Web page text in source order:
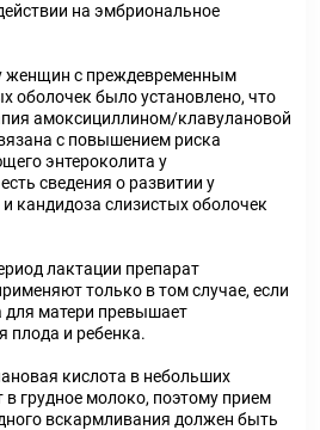
на эмбриональное
женщин с преждевременным
оболочек было установлено, что
амоксициллином/клавулановой
с повышением риска
энтероколита у
сведения о развитии у
кандидоза слизистых оболочек
лактации препарат
только в том случае, если
для матери превышает
плода и ребенка.
кислота в небольших
грудное молоко, поэтому прием
вскармливания должен быть